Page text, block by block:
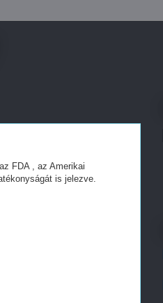
FDA , az Amerikai
is jelezve.